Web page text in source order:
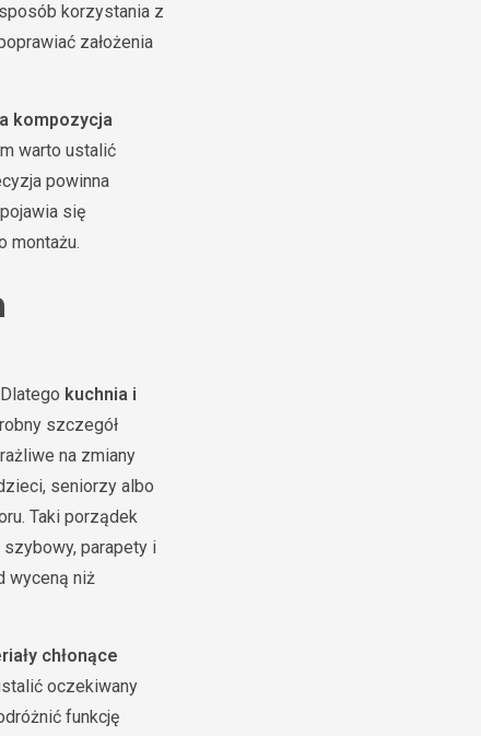
korzystania z
założenia
kompozycja
warto ustalić
powinna
się
montażu.
kuchnia i
szczegół
na zmiany
seniorzy albo
Taki porządek
parapety i
wyceną niż
chłonące
oczekiwany
funkcję